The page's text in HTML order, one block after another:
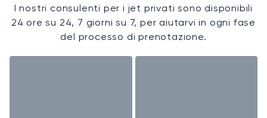
I nostri consulenti per i jet privati sono disponibili
24 ore su 24, 7 giorni su 7, per aiutarvi in ogni fase
del processo di prenotazione.